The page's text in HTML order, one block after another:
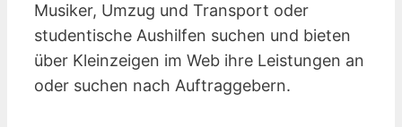
Musiker, Umzug und Transport oder
studentische Aushilfen suchen und bieten
über Kleinzeigen im Web ihre Leistungen an
oder suchen nach Auftraggebern.